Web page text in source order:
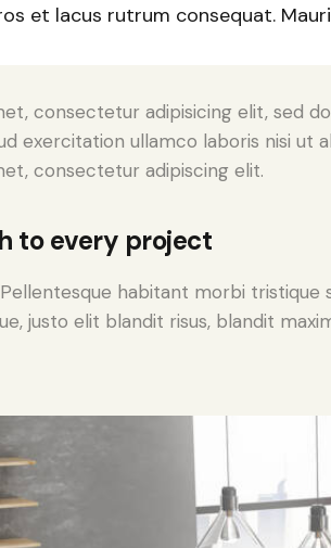
et lacus rutrum consequat.
consectetur adipisicing elit, sed
exercitation ullamco laboris nisi
consectetur adipiscing elit.
to every project
habitant morbi
justo elit blandit risus, blandit